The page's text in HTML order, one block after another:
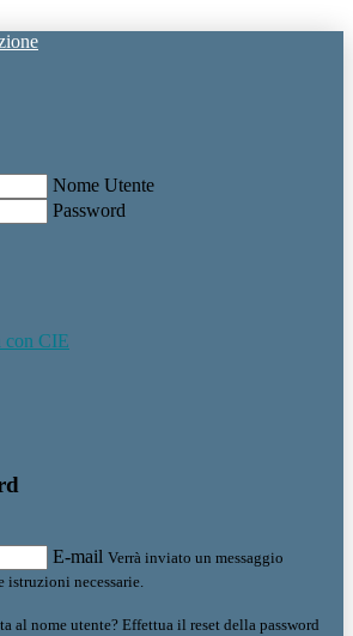
Nome Utente
Password
con CIE
E-mail Verrà inviato un messaggio
necessarie.
al nome utente? Effettua il reset della password